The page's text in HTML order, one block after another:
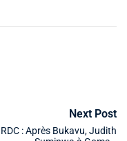
Next Post
RDC : Après Bukavu, Judith